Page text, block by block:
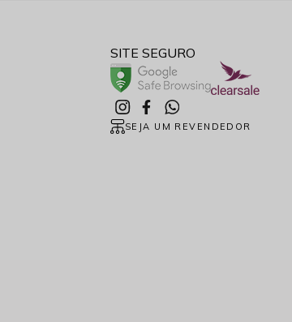
SITE SEGURO
SEJA UM REVENDEDOR